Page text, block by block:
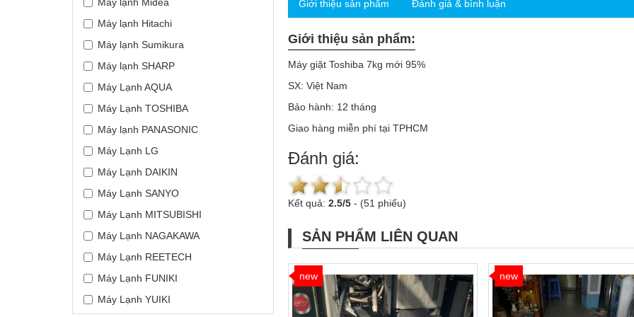
Máy lạnh Hitachi
Máy lạnh Sumikura
Máy lạnh SHARP
Máy Lạnh AQUA
Máy Lạnh TOSHIBA
Máy lạnh PANASONIC
Máy Lạnh LG
Máy Lạnh DAIKIN
Máy Lạnh SANYO
Máy Lạnh MITSUBISHI
Máy Lạnh NAGAKAWA
Máy Lạnh REETECH
Máy Lạnh FUNIKI
Máy Lạnh YUIKI
Giới thiệu sản phẩm Đánh giá & bình luận
Giới thiệu sản phẩm:
Máy giặt Toshiba 7kg mới 95%
SX: Việt Nam
Bảo hành: 12 tháng
Giao hàng miễn phí tại TPHCM
Đánh giá:
Kết quả: 2.5/5 - (51 phiếu)
SẢN PHẨM LIÊN QUAN
new new